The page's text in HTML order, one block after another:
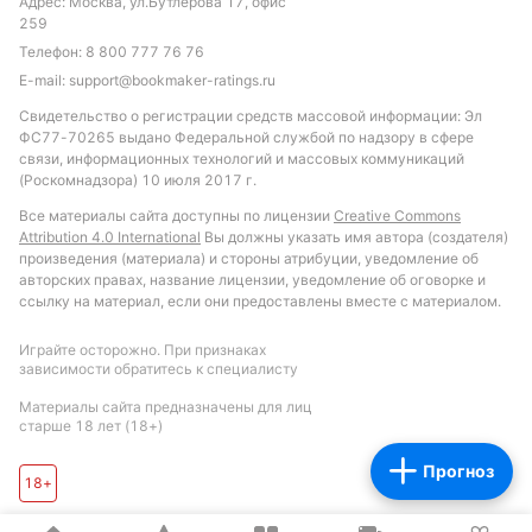
"индивидуальный тотал Шуртана меньше 1,5
голов". Также возможно, что матч пройдет в
сдержанном ключе и не порадует большим
количеством забитых мячей.
Обновлено:
Автор
Николай Абовян
Подписаться
Прогноз
259
Телефон: 8 800 777 76 76
E-mail: support@bookmaker-ratings.ru
Свидетельство о регистрации средств массовой информации: Эл
ФС77-70265 выдано Федеральной службой по надзору в сфере
связи, информационных технологий и массовых коммуникаций
(Роскомнадзора) 10 июля 2017 г.
Все материалы сайта доступны по лицензии Creative Commons
Attribution 4.0 International Вы должны указать имя автора (создателя)
произведения (материала) и стороны атрибуции, уведомление об
авторских правах, название лицензии, уведомление об оговорке и
ссылку на материал, если они предоставлены вместе с материалом.
Играйте осторожно. При признаках
зависимости обратитесь к специалисту
Материалы сайта предназначены для лиц
старше 18 лет (18+)
18+